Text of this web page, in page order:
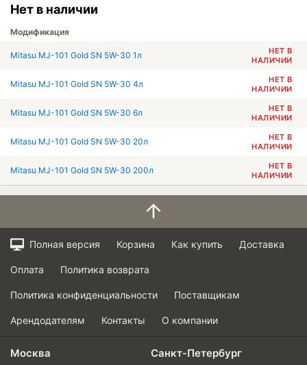
Нет в наличии
Модификация
Mitasu MJ-101 Gold SN 5W-30 1л
НЕТ В
НАЛИЧИИ
Mitasu MJ-101 Gold SN 5W-30 4л
НЕТ В
НАЛИЧИИ
Mitasu MJ-101 Gold SN 5W-30 6л
НЕТ В
НАЛИЧИИ
Mitasu MJ-101 Gold SN 5W-30 20л
НЕТ В
НАЛИЧИИ
Mitasu MJ-101 Gold SN 5W-30 200л
НЕТ В
НАЛИЧИИ
Полная версия Корзина Как купить Доставка
Оплата Политика возврата
Политика конфиденциальности Поставщикам
Арендодателям Контакты О компании
Москва
Санкт-Петербург